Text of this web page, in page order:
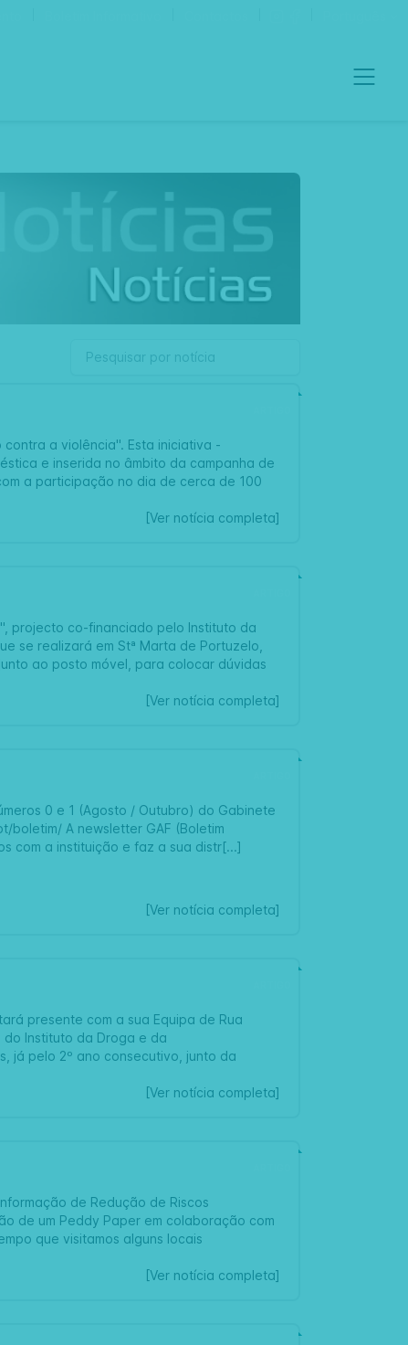
a violência". Esta iniciativa -
e inserida no âmbito da campanha de
a participação no dia de cerca de 100
[Ver notícia completa]
projecto co-financiado pelo Instituto da
se realizará em Stª Marta de Portuzelo,
ao posto móvel, para colocar dúvidas
[Ver notícia completa]
0 e 1 (Agosto / Outubro) do Gabinete
boletim/ A newsletter GAF (Boletim
com a instituição e faz a sua distr[...]
[Ver notícia completa]
presente com a sua Equipa de Rua
do Instituto da Droga e da
já pelo 2º ano consecutivo, junto da
[Ver notícia completa]
de Redução de Riscos
de um Peddy Paper em colaboração com
que visitamos alguns locais
[Ver notícia completa]